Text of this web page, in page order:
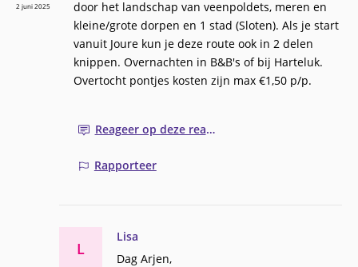
door het landschap van veenpoldets, meren en
kleine/grote dorpen en 1 stad (Sloten). Als je start
vanuit Joure kun je deze route ook in 2 delen
knippen. Overnachten in B&B's of bij Harteluk.
Overtocht pontjes kosten zijn max €1,50 p/p.
Reageer op deze reactie
Rapporteer
2 juni 2025
Lisa
Dag Arjen,
L